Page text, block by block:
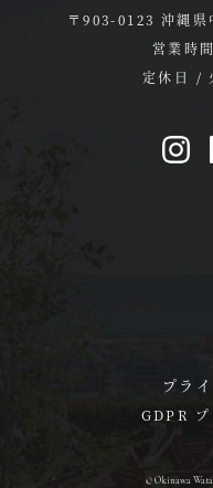
〒903-0123 沖縄県
営業時
定休日 /
プラ
GDPR プ
© Okinawa